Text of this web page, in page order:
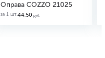
Оправа COZZO 21025
за 1 шт.44.50 руб.